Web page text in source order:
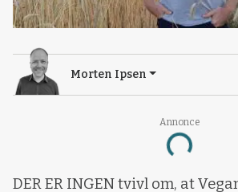
Annonce
Loading...
Morten Ipsen
DER ER INGEN tvivl om, at